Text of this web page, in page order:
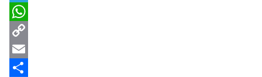
o
o
k
t
t
e
r
s
s
e
n
b
e
r
T
e
e
W
h
a
C
oE